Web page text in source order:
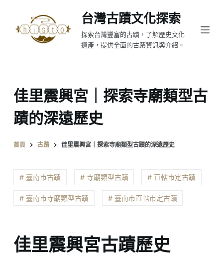
至
台灣古蹟文化探索
探索台灣豐富的古蹟，了解歷史文化
遺產，提供全面的古蹟資訊與介紹。
佳里震興宮｜探索寺廟類型古
蹟的深遠歷史
首頁 古蹟 佳里震興宮｜探索寺廟類型古蹟的深遠歷史
# 臺南市古蹟 # 寺廟類型古蹟 # 直轄市定古蹟
# 臺南市寺廟類型古蹟 # 臺南市直轄市定古蹟
佳里震興宮古蹟歷史